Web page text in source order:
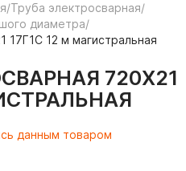
/Труба электросварная/
диаметра/
17Г1С 12 м магистральная
720Х21
данным товаром